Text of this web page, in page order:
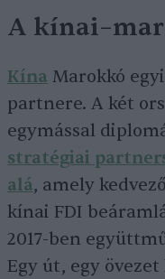
A
Kína Marokkó
partnere. A két
egymással
stratégiai
alá, amely
kínai FDI
2017-ben
Egy út, egy